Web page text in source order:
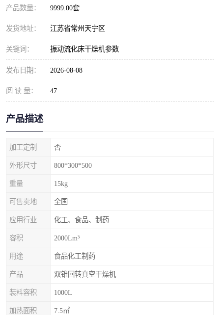
产品数量： 9999.00套
发货地址： 江苏省常州天宁区
关键词： 振动流化床干燥机参数
发布日期： 2026-08-08
阅 读 量： 47
产品描述
加工定制 否
外形尺寸 800*300*500
重量 15kg
可售卖地 全国
应用行业 化工、食品、制药
容积 2000Lm³
用途 食品化工制药
产品 双锥回转真空干燥机
装料容积 1000L
加热面积 7.5㎡